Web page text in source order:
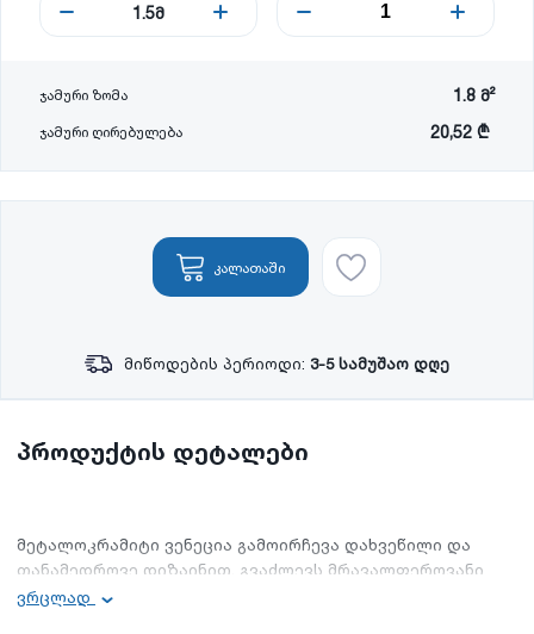
1.5მ
ჯამური ზომა 1.8 მ²
ჯამური ღირებულება 20,52 ₾
კალათაში
მიწოდების პერიოდი: 3-5 სამუშაო დღე
პროდუქტის დეტალები
მეტალოკრამიტი ვენეცია გამოირჩევა დახვეწილი და
თანამედროვე დიზაინით. გვაძლევს მრავალფეროვანი
ვიზუალის შექმნის საშუალებას.
ვრცლად